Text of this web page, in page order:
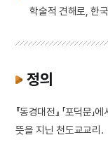
6 서산 보
학술적 견해로, 한
정의
『동경대전』 「포덕문
뜻을 지닌 천도교교리.